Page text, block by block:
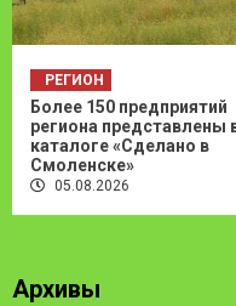
РЕГИОН
Более 150 предприятий
региона представлены
каталоге «Сделано в
Смоленске»
05.08.2026
Архивы